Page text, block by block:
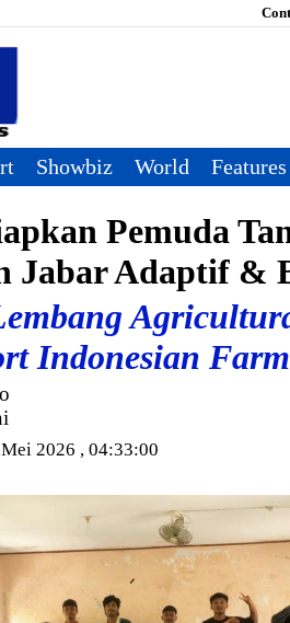
Showbiz World Features
Pemuda
Jabar Adaptif &
Indonesian
2026 , 04:33:00